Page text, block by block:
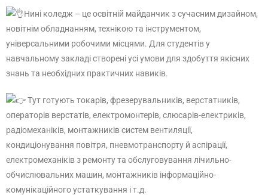
Нині коледж – це освітній майданчик з сучасним дизайном,
новітнім обладнанням, технікою та інструментом,
універсальними робочими місцями. Для студентів у
навчальному закладі створені усі умови для здобуття якісних
знань та необхідних практичних навиків.
Тут готують токарів, фрезерувальників, верстатників,
операторів верстатів, електромонтерів, слюсарів-електриків,
радіомеханіків, монтажників систем вентиляції,
кондиціонування повітря, пневмотранспорту й аспірації,
електромеханіків з ремонту та обслуговування лічильно-
обчислювальних машин, монтажників інформаційно-
комунікаційного устаткування і т.д.